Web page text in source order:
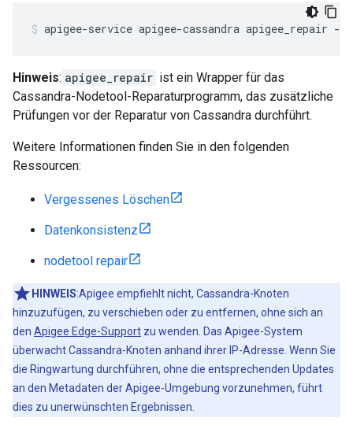
apigee-service apigee-cassandra apigee_repair -h
Hinweis: apigee_repair ist ein Wrapper für das
Cassandra-Nodetool-Reparaturprogramm, das zusätzliche
Prüfungen vor der Reparatur von Cassandra durchführt.
Weitere Informationen finden Sie in den folgenden
Ressourcen:
Vergessenes Löschen
Datenkonsistenz
nodetool repair
HINWEIS:Apigee empfiehlt nicht, Cassandra-Knoten
hinzuzufügen, zu verschieben oder zu entfernen, ohne sich an
den Apigee Edge-Support zu wenden. Das Apigee-System
überwacht Cassandra-Knoten anhand ihrer IP-Adresse. Wenn Sie
die Ringwartung durchführen, ohne die entsprechenden Updates
an den Metadaten der Apigee-Umgebung vorzunehmen, führt
dies zu unerwünschten Ergebnissen.